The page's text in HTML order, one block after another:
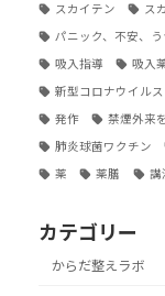
スカイテン ス
パニック、不安、
吸入指導 吸入
新型コロナウイル
発作 禁煙外来
肺炎球菌ワクチン
薬 薬膳 講
カテゴリー
からだ整えラボ